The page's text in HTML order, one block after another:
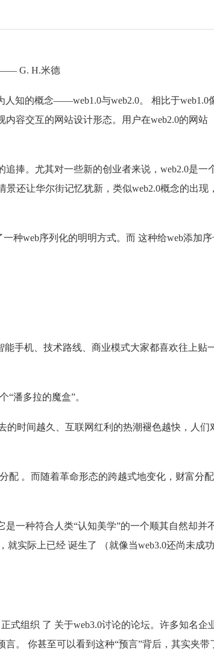
—— G. H.米德
人知的概念——web1.0与web2.0。 相比于web1.0
容交互的网站设计形态。用户在web2.0的网站
捧。尤其对一些新的创业者来说，web2.0是一
还让华尔街记忆犹新，类似web2.0概念的出现
种web序列化的明明方式。而 这种给web添加
手机、技术路线、商业模式大家都喜欢往上贴
“潘多拉的魔盒”。
的时间越久、互联网红利的热潮褪色越快，人们
配 。而随着革命形态的跨越式地变化，财富分
一种符合人类“认知美学”的一个顺其自然却并
就实际上已经 诞生了 （就像当web3.0还尚未成功
式组织 了 关于web3.0讨论的论坛。许多知名企
。 你甚至可以看到这种“预言”背后，其实夹带